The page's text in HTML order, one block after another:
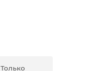
Только